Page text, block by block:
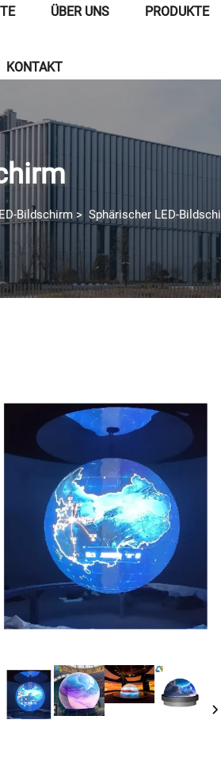
ÜBER UNS PRODUKTE
KONTAKT
Bildschirm > Sphärischer LED-